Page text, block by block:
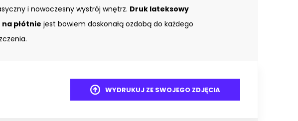
i nowoczesny wystrój wnętrz. Druk lateksowy
płótnie jest bowiem doskonałą ozdobą do każdego
WYDRUKUJ ZE SWOJEGO ZDJĘCIA